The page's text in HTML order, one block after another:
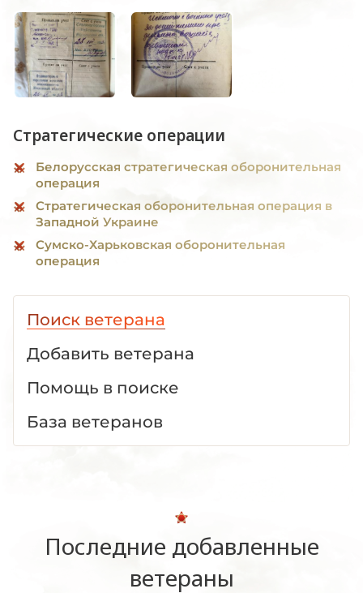
Стратегические операции
Белорусская стратегическая оборонительная
операция
Стратегическая оборонительная операция в
Западной Украине
Сумско-Харьковская оборонительная
операция
Поиск ветерана
Добавить ветерана
Помощь в поиске
База ветеранов
Последние добавленные
ветераны